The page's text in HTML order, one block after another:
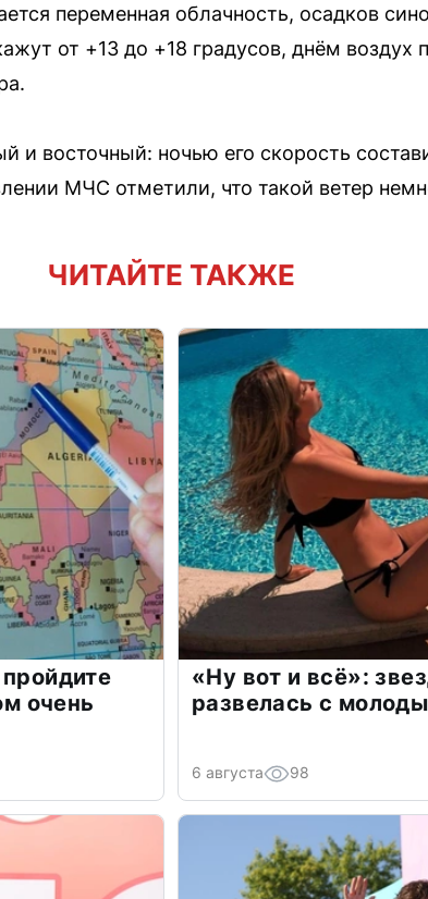
переменная облачность, осадков
от +13 до +18 градусов, днём воздух
и восточный: ночью его скорость
МЧС отметили, что такой ветер
ЧИТАЙТЕ ТАКЖЕ
очень
«Ну вот и всё»:
развелась с
6 августа 98